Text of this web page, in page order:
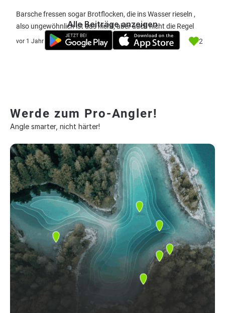
Barsche fressen sogar Brotflocken, die ins Wasser rieseln ,
also ungewöhnlich ist das nicht, aber auch nicht die Regel
vor 1 Jahr 2
Alle Beiträge anzeigen
Werde zum Pro-Angler!
Angle smarter, nicht härter!